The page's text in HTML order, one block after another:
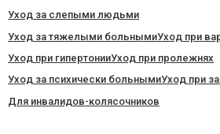
Уход за слепыми людьми
Уход за тяжелыми больнымиУход при
Уход при гипертонииУход при пролежнях
Уход за психически больнымиУход при
Для инвалидов-колясочников